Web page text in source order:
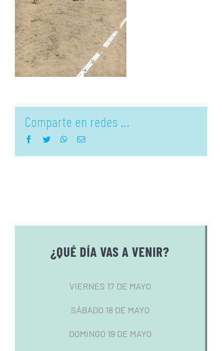
Comparte en redes ...
Facebook
Twitter WhatsApp
Correo
¿QUÉ DÍA VAS A VENIR?
VIERNES 17 DE MAYO
SÁBADO 18 DE MAYO
DOMINGO 19 DE MAYO